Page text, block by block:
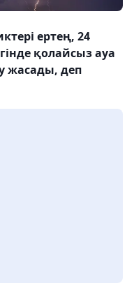
ертең, 24
қолайсыз ауа
жасады, деп